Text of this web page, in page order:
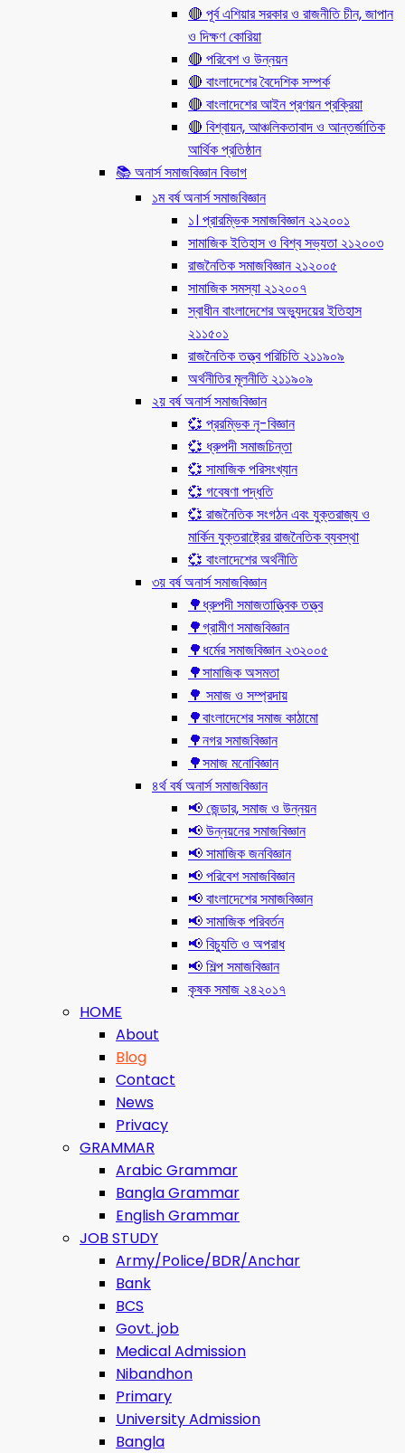
🔴 পূর্ব এশিয়ার সরকার ও রাজনীতি চীন, জাপান
ও দিক্ষণ কোরিয়া
🔴 পরিবেশ ও উন্নয়ন
🔴 বাংলাদেশের বৈদেশিক সম্পর্ক
🔴 বাংলাদেশের আইন প্রণয়ন প্রক্রিয়া
🔴 বিশ্বায়ন, আঞ্চলিকতাবাদ ও আন্তর্জাতিক
আর্থিক প্রতিষ্ঠান
📚 অনার্স সমাজবিজ্ঞান বিভাগ
১ম বর্ষ অনার্স সমাজবিজ্ঞান
১। প্রারম্ভিক সমাজবিজ্ঞান ২১২০০১
সামাজিক ইতিহাস ও বিশ্ব সভ্যতা ২১২০০৩
রাজনৈতিক সমাজবিজ্ঞান ২১২০০৫
সামাজিক সমস্যা ২১২০০৭
স্বাধীন বাংলাদেশের অভ্যুদয়ের ইতিহাস
২১১৫০১
রাজনৈতিক তত্ত্ব পরিচিতি ২১১৯০৯
অর্থনীতির মূলনীতি ২১১৯০৯
২য় বর্ষ অনার্স সমাজবিজ্ঞান
💞 প্ররম্ভিক নৃ-বিজ্ঞান
💞 ধ্রুপদী সমাজচিন্তা
💞 সামাজিক পরিসংখ্যান
💞 গবেষণা পদ্ধতি
💞 রাজনৈতিক সংগঠন এবং যুক্তরাজ্য ও
মার্কিন যুক্তরাষ্ট্রের রাজনৈতিক ব্যবস্থা
💞 বাংলাদেশের অর্থনীতি
৩য় বর্ষ অনার্স সমাজবিজ্ঞান
🌳ধ্রুপদী সমাজতাত্ত্বিক তত্ত্ব
🌳গ্রামীণ সমাজবিজ্ঞান
🌳ধর্মের সমাজবিজ্ঞান ২৩২০০৫
🌳সামাজিক অসমতা
🌳 সমাজ ও সম্প্রদায়
🌳বাংলাদেশের সমাজ কাঠামো
🌳নগর সমাজবিজ্ঞান
🌳সমাজ মনোবিজ্ঞান
৪র্থ বর্ষ অনার্স সমাজবিজ্ঞান
📢 জেন্ডার, সমাজ ও উন্নয়ন
📢 উন্নয়নের সমাজবিজ্ঞান
📢 সামাজিক জনবিজ্ঞান
📢 পরিবেশ সমাজবিজ্ঞান
📢 বাংলাদেশের সমাজবিজ্ঞান
📢 সামাজিক পরিবর্তন
📢 বিচ্যুতি ও অপরাধ
📢 শিল্প সমাজবিজ্ঞান
কৃষক সমাজ ২৪২০১৭
HOME
About
Blog
Contact
News
Privacy
GRAMMAR
Arabic Grammar
Bangla Grammar
English Grammar
JOB STUDY
Army/Police/BDR/Anchar
Bank
BCS
Govt. job
Medical Admission
Nibandhon
Primary
University Admission
Bangla